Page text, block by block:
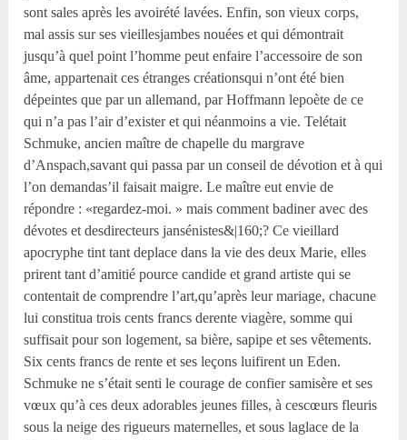
sont sales après les avoirété lavées. Enfin, son vieux corps,
mal assis sur ses vieillesjambes nouées et qui démontrait
jusqu’à quel point l’homme peut enfaire l’accessoire de son
âme, appartenait ces étranges créationsqui n’ont été bien
dépeintes que par un allemand, par Hoffmann lepoète de ce
qui n’a pas l’air d’exister et qui néanmoins a vie. Telétait
Schmuke, ancien maître de chapelle du margrave
d’Anspach,savant qui passa par un conseil de dévotion et à qui
l’on demandas’il faisait maigre. Le maître eut envie de
répondre : «regardez-moi. » mais comment badiner avec des
dévotes et desdirecteurs jansénistes&|160;? Ce vieillard
apocryphe tint tant deplace dans la vie des deux Marie, elles
prirent tant d’amitié pource candide et grand artiste qui se
contentait de comprendre l’art,qu’après leur mariage, chacune
lui constitua trois cents francs derente viagère, somme qui
suffisait pour son logement, sa bière, sapipe et ses vêtements.
Six cents francs de rente et ses leçons luifirent un Eden.
Schmuke ne s’était senti le courage de confier samisère et ses
vœux qu’à ces deux adorables jeunes filles, à cescœurs fleuris
sous la neige des rigueurs maternelles, et sous laglace de la